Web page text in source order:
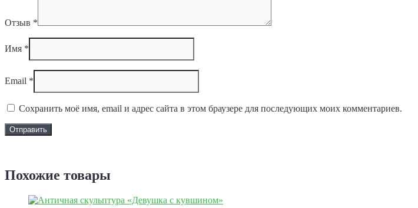
Отзыв *
Имя *
Email *
Сохранить моё имя, email и адрес сайта в этом браузере для последующих моих комментариев.
Похожие товары
Этот